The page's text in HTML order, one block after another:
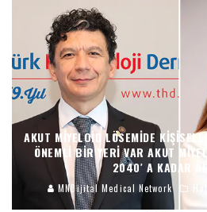
AKUT MIYELOID LÖSEMIDE
ÖNEMLI BIR YERI VAR AKUT
2040′ A KADAR
MNDijital Medical Network